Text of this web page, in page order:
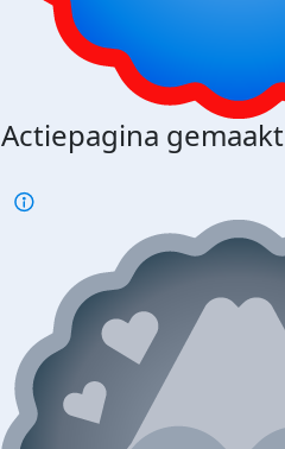
Actiepagina gemaakt